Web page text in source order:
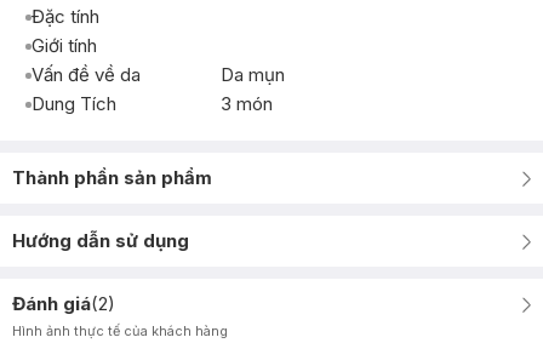
Đặc tính
Giới tính
Vấn đề về da
Da mụn
Dung Tích
3 món
Thành phần sản phẩm
Hướng dẫn sử dụng
Đánh giá(2)
Hình ảnh thực tế của khách hàng